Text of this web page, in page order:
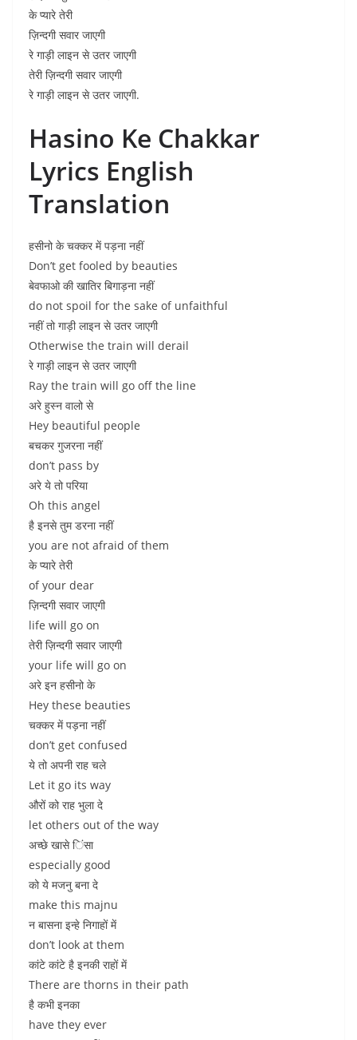
के प्यारे तेरी
ज़िन्दगी सवार जाएगी
रे गाड़ी लाइन से उतर जाएगी
तेरी ज़िन्दगी सवार जाएगी
रे गाड़ी लाइन से उतर जाएगी.
Hasino Ke Chakkar
Lyrics English
Translation
हसीनो के चक्कर में पड़ना नहीं
Don’t get fooled by beauties
बेवफाओ की खातिर बिगाड़ना नहीं
do not spoil for the sake of unfaithful
नहीं तो गाड़ी लाइन से उतर जाएगी
Otherwise the train will derail
रे गाड़ी लाइन से उतर जाएगी
Ray the train will go off the line
अरे हुस्न वालो से
Hey beautiful people
बचकर गुजरना नहीं
don’t pass by
अरे ये तो परिया
Oh this angel
है इनसे तुम डरना नहीं
you are not afraid of them
के प्यारे तेरी
of your dear
ज़िन्दगी सवार जाएगी
life will go on
तेरी ज़िन्दगी सवार जाएगी
your life will go on
अरे इन हसीनो के
Hey these beauties
चक्कर में पड़ना नहीं
don’t get confused
ये तो अपनी राह चले
Let it go its way
औरों को राह भुला दे
let others out of the way
अच्छे खासे िंसा
especially good
को ये मजनु बना दे
make this majnu
न बासना इन्हे निगाहों में
don’t look at them
कांटे कांटे है इनकी राहों में
There are thorns in their path
है कभी इनका
have they ever